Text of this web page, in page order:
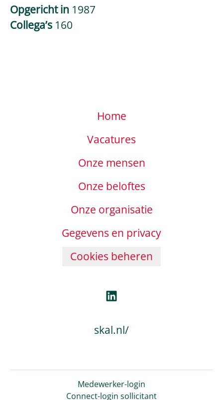
Opgericht in 1987
Collega’s 160
Home
Vacatures
Onze mensen
Onze beloftes
Onze organisatie
Gegevens en privacy
Cookies beheren
skal.nl/
Medewerker-login
Connect-login sollicitant